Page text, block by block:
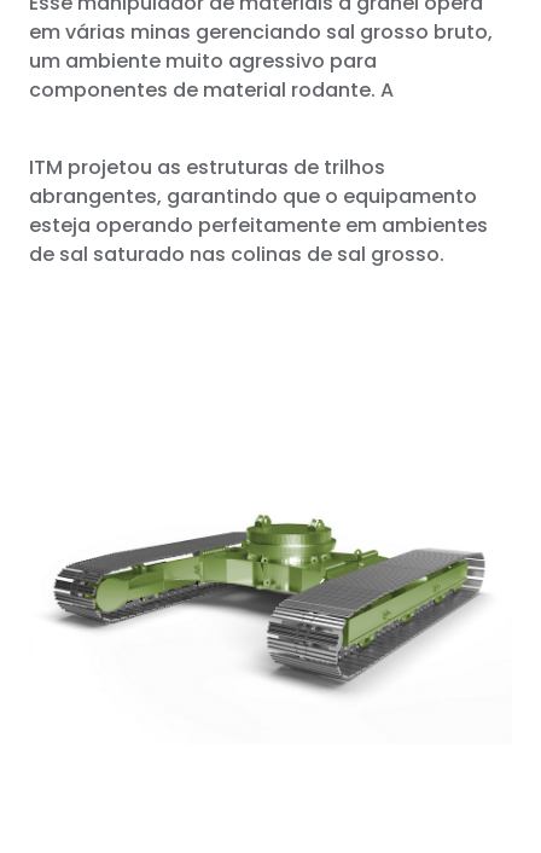
em várias minas gerenciando sal grosso bruto,
um ambiente muito agressivo para
componentes de material rodante. A
ITM projetou as estruturas de trilhos
abrangentes, garantindo que o equipamento
esteja operando perfeitamente em ambientes
de sal saturado nas colinas de sal grosso.